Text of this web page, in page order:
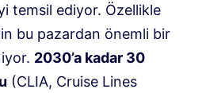
temsil ediyor. Özellikle
bu pazardan önemli bir
2030’a kadar 30
(CLIA, Cruise Lines